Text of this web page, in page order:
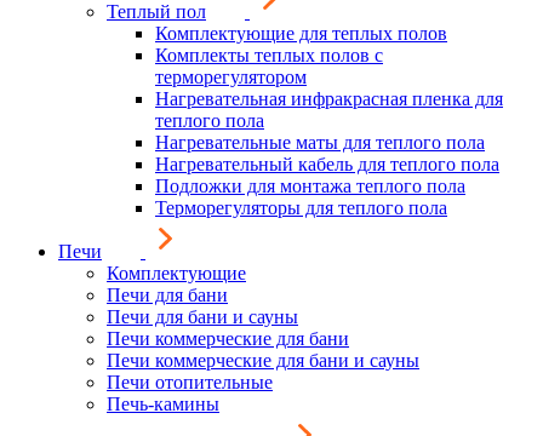
Теплый пол
Комплектующие для теплых полов
Комплекты теплых полов с
терморегулятором
Нагревательная инфракрасная пленка для
теплого пола
Нагревательные маты для теплого пола
Нагревательный кабель для теплого пола
Подложки для монтажа теплого пола
Терморегуляторы для теплого пола
Печи
Комплектующие
Печи для бани
Печи для бани и сауны
Печи коммерческие для бани
Печи коммерческие для бани и сауны
Печи отопительные
Печь-камины